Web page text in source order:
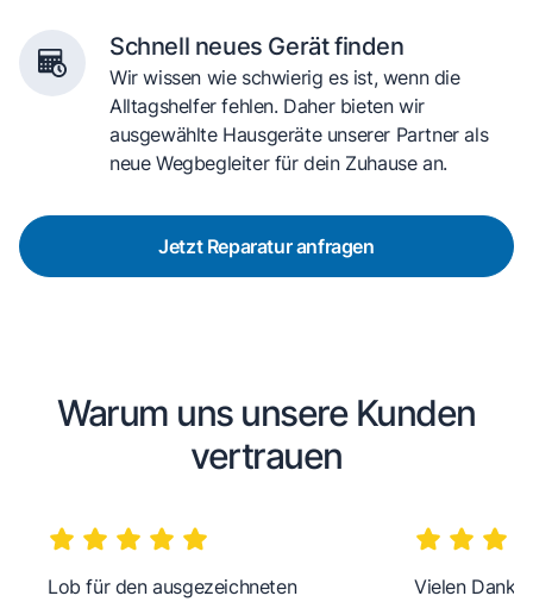
Schnell neues Gerät finden
Wir wissen wie schwierig es ist, wenn die
Alltagshelfer fehlen. Daher bieten wir
ausgewählte Hausgeräte unserer Partner als
neue Wegbegleiter für dein Zuhause an.
Jetzt Reparatur anfragen
Warum uns unsere Kunden
vertrauen
Lob für den ausgezeichneten
Vielen Dank